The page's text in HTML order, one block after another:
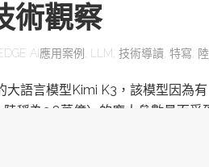
術觀察
AI應用案例 LLM 技術導讀 特寫
語言模型Kimi K3，該模型因為有
稱為2.8萬億）的龐大參數量而受